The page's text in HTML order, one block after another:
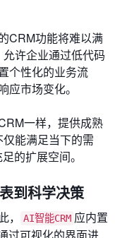
CRM功能将难以满
许企业通过低代码
个性化的业务流
市场变化。
一样，提供成熟
能满足当下的需
的扩展空间。
到科学决策
AI智能CRM 应内置